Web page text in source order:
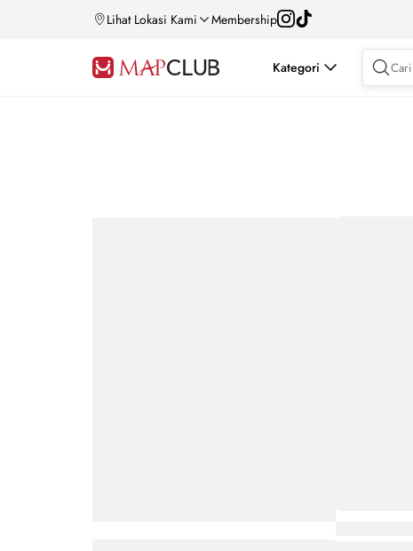
Lihat Lokasi Kami Membership
Kategori